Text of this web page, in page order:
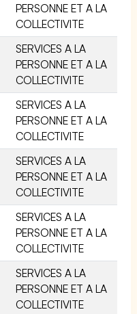
PERSONNE ET A LA
COLLECTIVITE
SERVICES A LA
PERSONNE ET A LA
COLLECTIVITE
SERVICES A LA
PERSONNE ET A LA
COLLECTIVITE
SERVICES A LA
PERSONNE ET A LA
COLLECTIVITE
SERVICES A LA
PERSONNE ET A LA
COLLECTIVITE
SERVICES A LA
PERSONNE ET A LA
COLLECTIVITE